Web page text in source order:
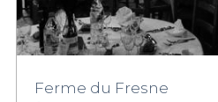
Ferme du Fresne